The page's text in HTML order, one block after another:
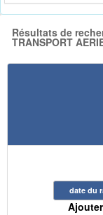
Résultats de
TRANSPORT
date du